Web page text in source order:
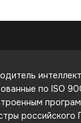
по ISO